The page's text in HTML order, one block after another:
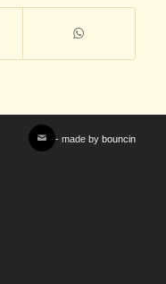
- made by bouncin